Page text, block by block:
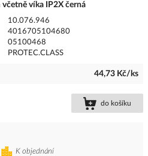
víka IP2X černá
10.076.946
4016705104680
05100468
PROTEC.CLASS
44,73 Kč/ks
do košíku
K objednání